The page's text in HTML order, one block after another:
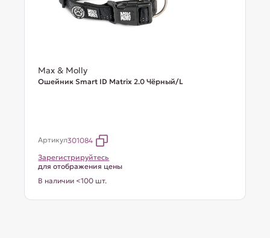
Max & Molly
Ошейник Smart ID Matrix 2.0 Чёрный/L
Артикул301084
Зарегистрируйтесь
для отображения цены
В наличии <100 шт.